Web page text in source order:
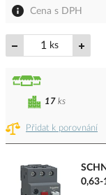
Cena s DPH
ks
Přidat k porovnání
17 ks
0,63-